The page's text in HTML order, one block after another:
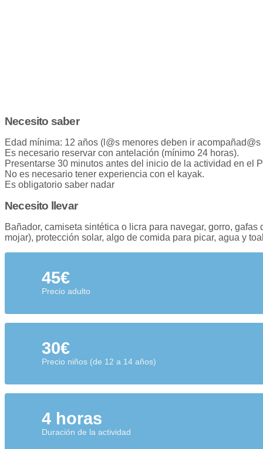
Necesito saber
Edad mínima: 12 años (l@s menores deben ir
Es necesario reservar con antelación (mínimo 24 horas).
Presentarse 30 minutos antes del inicio de la actividad en el
No es necesario tener experiencia con el kayak.
Es obligatorio saber nadar
Necesito llevar
Bañador, camiseta sintética o licra para navegar, gorro,
mojar), protección solar, algo de comida para picar, agua y
45€
Precio adulto
30€
Precio niños (de 12 a 14 años)
4 horas
Duración de la actividad